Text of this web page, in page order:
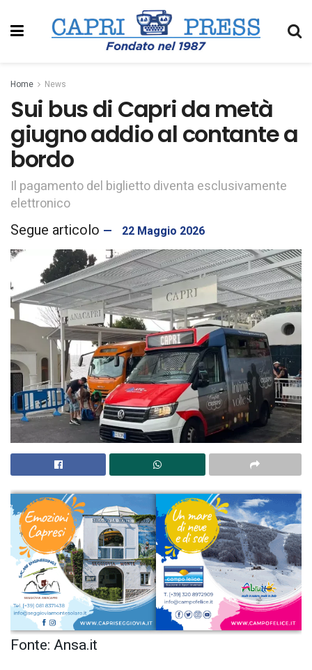
Home News
Sui bus di Capri da metà
giugno addio al contante a
bordo
Il pagamento del biglietto diventa esclusivamente
elettronico
22 Maggio 2026
Fonte: Ansa.it